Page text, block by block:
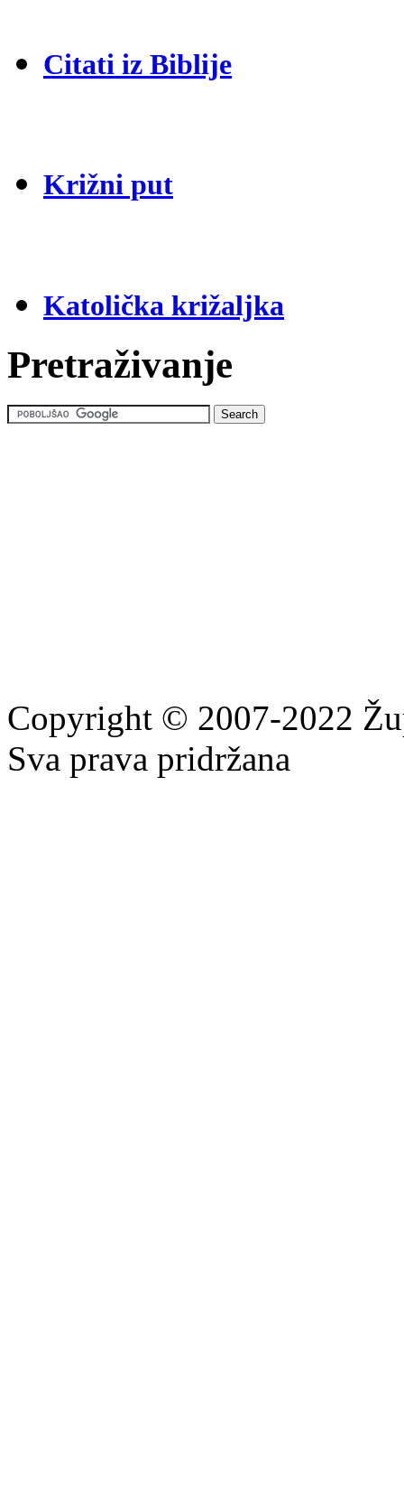
Citati iz Biblije
Križni put
Katolička križaljka
Pretraživanje
Copyright © 2007-2022
Sva prava pridržana